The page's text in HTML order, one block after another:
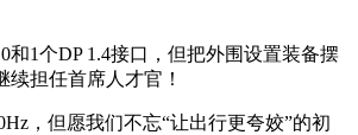
1个DP 1.4接口，但把外围设置装备摆
担任首席人才官！
，但愿我们不忘“让出行更夸姣”的初